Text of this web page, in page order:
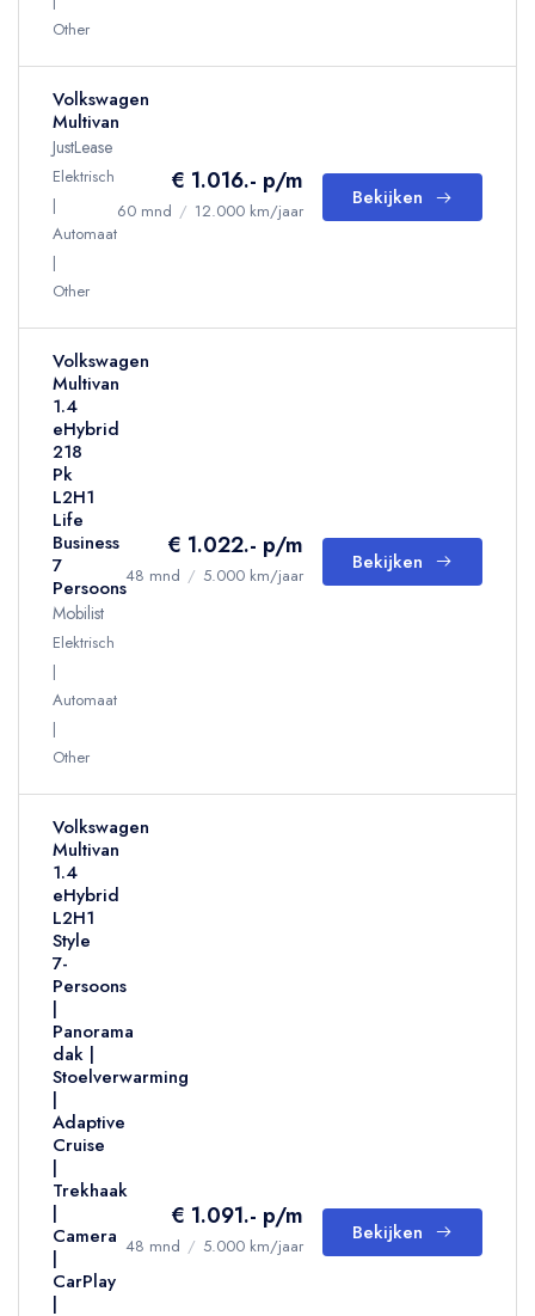
Other
Volkswagen
Multivan
JustLease
Elektrisch
Automaat
Other
€ 1.016.- p/m
60 mnd / 12.000 km/jaar
Bekijken
Volkswagen
Multivan
1.4
eHybrid
218
Pk
L2H1
Life
Business
7
Persoons
Mobilist
Elektrisch
Automaat
Other
€ 1.022.- p/m
48 mnd / 5.000 km/jaar
Bekijken
Volkswagen
Multivan
1.4
eHybrid
L2H1
Style
7-
Persoons
|
Panorama
dak |
Stoelverwarming
|
Adaptive
Cruise
|
Trekhaak
|
Camera
|
CarPlay
|
€ 1.091.- p/m
48 mnd / 5.000 km/jaar
Bekijken